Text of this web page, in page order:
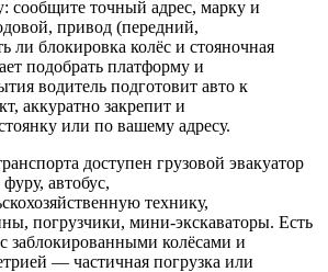
сообщите точный адрес, марку и
привод (передний,
ли блокировка колёс и стояночная
подобрать платформу и
водитель подготовит авто к
аккуратно закрепит и
или по вашему адресу.
доступен грузовой эвакуатор
автобус,
технику,
погрузчики, мини-экскаваторы. Есть
заблокированными колёсами и
— частичная погрузка или